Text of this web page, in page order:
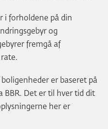
i forholdene på din
og
fremgå af
er baseret på
BBR. Det er til hver tid dit
her er